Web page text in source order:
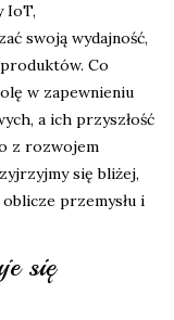
IoT,
swoją wydajność,
Co
w zapewnieniu
a ich przyszłość
z rozwojem
się bliżej,
przemysłu i
się